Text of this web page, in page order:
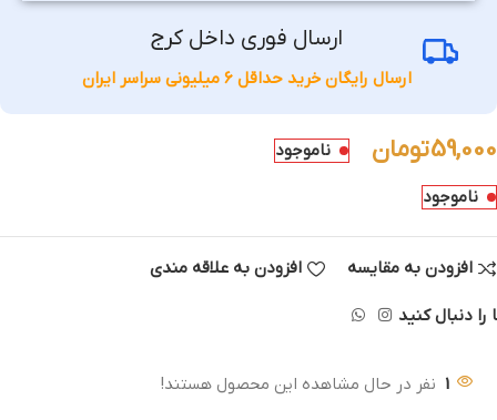
ارسال فوری داخل کرج
ارسال رایگان خرید حداقل 6 میلیونی سراسر ایران
59,000تومان ناموجود
ناموجود
افزودن به مقایسه افزودن به علاقه مندی
را دنبال کنید
1 نفر در حال مشاهده این محصول هستند!